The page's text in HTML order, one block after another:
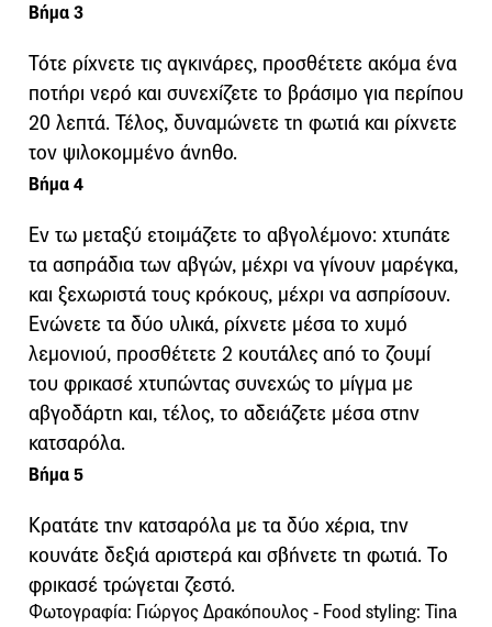
Βήμα 3
Τότε ρίχνετε τις αγκινάρες, προσθέτετε ακόμα ένα
ποτήρι νερό και συνεχίζετε το βράσιμο για περίπου
20 λεπτά. Τέλος, δυναμώνετε τη φωτιά και ρίχνετε
τον ψιλοκομμένο άνηθο.
Βήμα 4
Εν τω μεταξύ ετοιμάζετε το αβγολέμονο: χτυπάτε
τα ασπράδια των αβγών, μέχρι να γίνουν μαρέγκα,
και ξεχωριστά τους κρόκους, μέχρι να ασπρίσουν.
Ενώνετε τα δύο υλικά, ρίχνετε μέσα το χυμό
λεμονιού, προσθέτετε 2 κουτάλες από το ζουμί
του φρικασέ χτυπώντας συνεχώς το μίγμα με
αβγοδάρτη και, τέλος, το αδειάζετε μέσα στην
κατσαρόλα.
Βήμα 5
Κρατάτε την κατσαρόλα με τα δύο χέρια, την
κουνάτε δεξιά αριστερά και σβήνετε τη φωτιά. Το
φρικασέ τρώγεται ζεστό.
Φωτογραφία: Γιώργος Δρακόπουλος - Food styling: Tina